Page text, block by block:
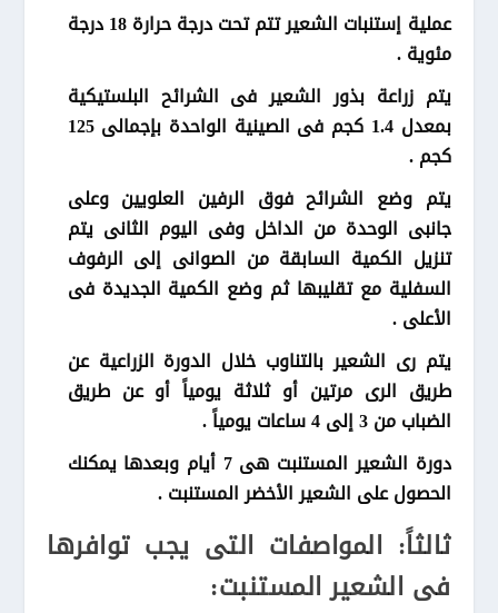
عملية إستنبات الشعير تتم تحت درجة حرارة 18 درجة
مئوية .
يتم زراعة بذور الشعير فى الشرائح البلستيكية
بمعدل 1.4 كجم فى الصينية الواحدة بإجمالى 125
كجم .
يتم وضع الشرائح فوق الرفين العلويين وعلى
جانبى الوحدة من الداخل وفى اليوم الثانى يتم
تنزيل الكمية السابقة من الصوانى إلى الرفوف
السفلية مع تقليبها ثم وضع الكمية الجديدة فى
الأعلى .
يتم رى الشعير بالتناوب خلال الدورة الزراعية عن
طريق الرى مرتين أو ثلاثة يومياً أو عن طريق
الضباب من 3 إلى 4 ساعات يومياً .
دورة الشعير المستنبت هى 7 أيام وبعدها يمكنك
الحصول على الشعير الأخضر المستنبت .
ثالثاً: المواصفات التى يجب توافرها
فى الشعير المستنبت: